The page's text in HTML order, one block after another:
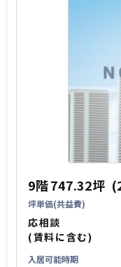
9階747.32坪
坪単価(共益費)
応相談
(賃料に含む)
入居可能時期